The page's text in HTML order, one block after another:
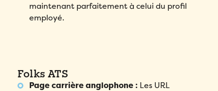
maintenant parfaitement à celui du profil
employé.
Folks ATS
Page carrière anglophone : Les URL